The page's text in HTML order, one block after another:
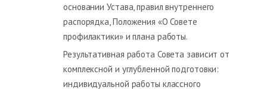
основании Устава, правил внутреннего
распорядка, Положения «О Совете
профилактики» и плана работы.
Результативная работа Совета зависит от
комплексной и углубленной подготовки:
индивидуальной работы классного